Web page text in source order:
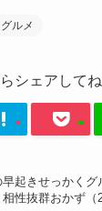
ルメ
シェアしてね
早起きせっかく
性抜群おかず（